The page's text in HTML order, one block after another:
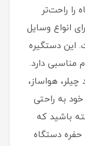
را راحت‌تر
انواع وسایل
این دستگیره
مناسبی دارد.
هواساز،
به راحتی
باشید که
حفره دستگاه